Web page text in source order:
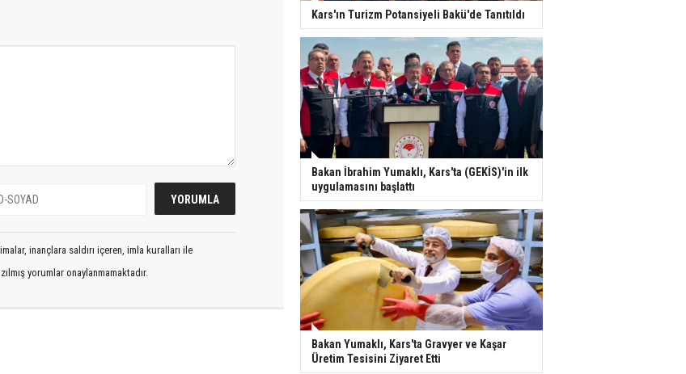
inançlara saldırı içeren, imla kuralları ile
yorumlar onaylanmamaktadır.
Kars'ın Turizm Potansiyeli Bakü'de Tanıtıldı
Bakan İbrahim Yumaklı, Kars'ta (GEKİS)'in ilk
uygulamasını başlattı
Bakan Yumaklı, Kars'ta Gravyer ve Kaşar
Üretim Tesisini Ziyaret Etti